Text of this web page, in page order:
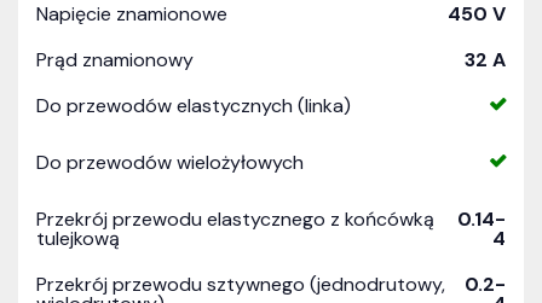
Napięcie znamionowe
450 V
Prąd znamionowy
32 A
Do przewodów elastycznych (linka)
Do przewodów wielożyłowych
Przekrój przewodu elastycznego z końcówką
tulejkową
0.14-
4
Przekrój przewodu sztywnego (jednodrutowy,
0.2-